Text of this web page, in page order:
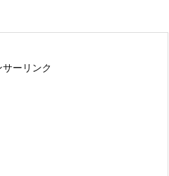
サーリンク